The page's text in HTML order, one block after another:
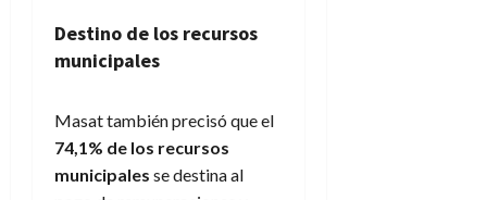
Destino de los recursos
municipales
Masat también precisó que el
74,1% de los recursos
municipales se destina al